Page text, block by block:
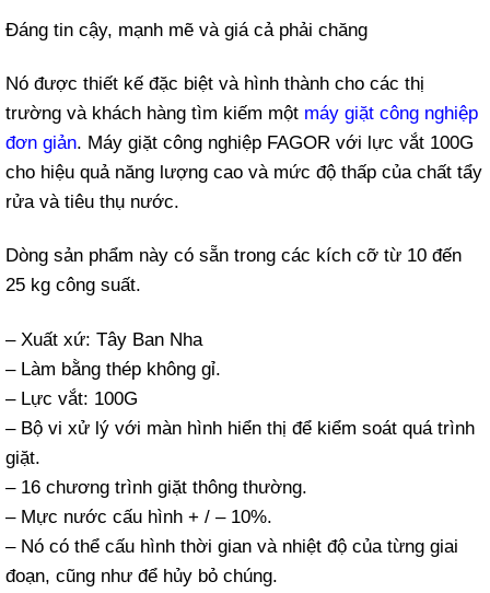
Đáng tin cậy, mạnh mẽ và giá cả phải chăng
Nó được thiết kế đặc biệt và hình thành cho các thị
trường và khách hàng tìm kiếm một máy giặt công nghiệp
đơn giản. Máy giặt công nghiệp FAGOR với lực vắt 100G
cho hiệu quả năng lượng cao và mức độ thấp của chất tẩy
rửa và tiêu thụ nước.
Dòng sản phẩm này có sẵn trong các kích cỡ từ 10 đến
25 kg công suất.
– Xuất xứ: Tây Ban Nha
– Làm bằng thép không gỉ.
– Lực vắt: 100G
– Bộ vi xử lý với màn hình hiển thị để kiểm soát quá trình
giặt.
– 16 chương trình giặt thông thường.
– Mực nước cấu hình + / – 10%.
– Nó có thể cấu hình thời gian và nhiệt độ của từng giai
đoạn, cũng như để hủy bỏ chúng.